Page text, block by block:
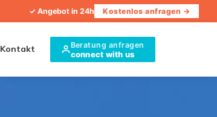
✓ Angebot in 24h Kostenlos anfragen →
Kontakt Beratung anfragen
connect with us